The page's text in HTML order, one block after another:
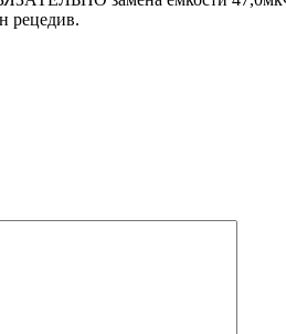
рецедив.